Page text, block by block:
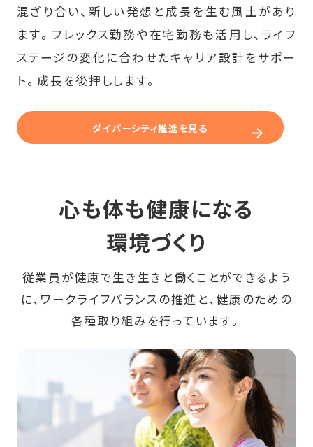
混ざり合い、新しい発想と成長を生む風土があり
ます。フレックス勤務や在宅勤務も活用し、ライフ
ステージの変化に合わせたキャリア設計をサポー
ト。成長を後押しします。
ダイバーシティ推進を見る
心も体も健康になる
環境づくり
従業員が健康で生き生きと働くことができるよう
に、ワークライフバランスの推進と、健康のための
各種取り組みを行っています。